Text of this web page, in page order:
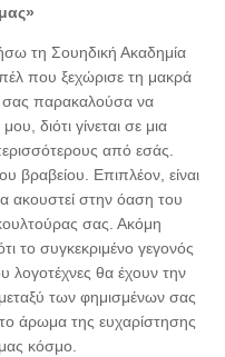
τη Σουηδική Ακαδημία
που ξεχώρισε τη μακρά
σας παρακαλούσα να
διότι γίνεται σε μια
από εσάς.
βραβείου. Επιπλέον, είναι
στην όαση του
σας. Ακόμη
το συγκεκριμένο γεγονός
λογοτέχνες θα έχουν την
των φημισμένων σας
άρωμα της ευχαρίστησης
κόσμο.